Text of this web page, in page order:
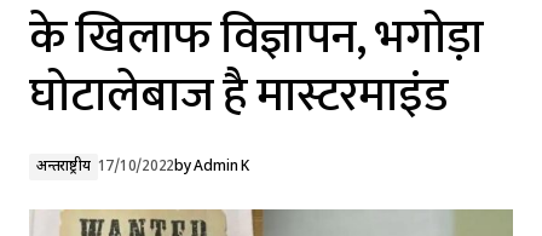
के खिलाफ विज्ञापन, भगोड़ा
घोटालेबाज है मास्टरमाइंड
अन्तर्राष्ट्रीय 17/10/2022byAdmin K